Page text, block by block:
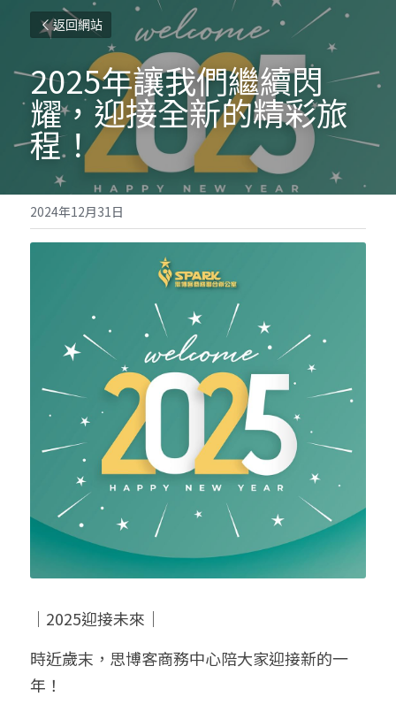
返回網站
2025年讓我們繼續閃
耀，迎接全新的精彩旅
程！
2024年12月31日
｜2025迎接未來｜
時近歲末，思博客商務中心陪大家迎接新的一
年！